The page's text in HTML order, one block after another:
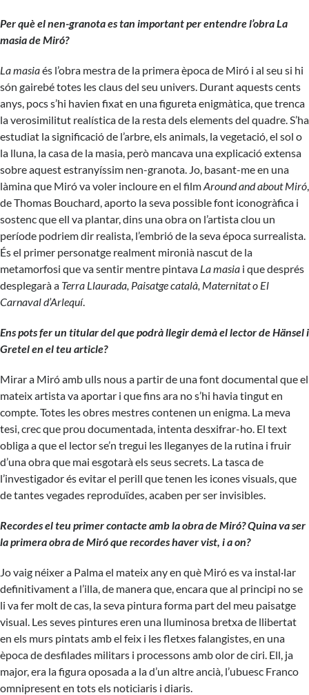
Per què el nen-granota es tan important per entendre l’obra La
masia de Miró?
La masiaés l’obra mestra de la primera època de Miró i al seu si hi
són gairebé totes les claus del seu univers. Durant aquests cents
anys, pocs s’hi havien fixat en una figureta enigmàtica, que trenca
la verosimilitut realística de la resta dels elements del quadre. S’ha
estudiat la significació de l’arbre, els animals, la vegetació, el sol o
la lluna, la casa de la masia, però mancava una explicació extensa
sobre aquest estranyíssim nen-granota. Jo, basant-me en una
làmina que Miró va voler incloure en el filmAround and about Miró,
de Thomas Bouchard, aporto la seva possible font iconogràfica i
sostenc que ell va plantar, dins una obra on l’artista clou un
període podriem dir realista, l’embrió de la seva época surrealista.
És el primer personatge realment mironià nascut de la
metamorfosi que va sentir mentre pintava La masia i que després
desplegarà a Terra Llaurada, Paisatge català, Maternitat o El
Carnaval d’Arlequí.
Ens pots fer un titular del que podrà llegir demà el lector de Hänsel i
Gretel en el teu article?
Mirar a Miró amb ulls nous a partir de una font documental que el
mateix artista va aportar i que fins ara no s’hi havia tingut en
compte. Totes les obres mestres contenen un enigma. La meva
tesi, crec que prou documentada, intenta desxifrar-ho. El text
obliga a que el lector se’n tregui les lleganyes de la rutina i fruir
d’una obra que mai esgotarà els seus secrets. La tasca de
l’investigador és evitar el perill que tenen les icones visuals, que
de tantes vegades reproduïdes, acaben per ser invisibles.
Recordes el teu primer contacte amb la obra de Miró? Quina va ser
la primera obra de Miró que recordes haver vist, i a on?
Jo vaig néixer a Palma el mateix any en què Miró es va instal·lar
definitivament a l’illa, de manera que, encara que al principi no se
li va fer molt de cas, la seva pintura forma part del meu paisatge
visual. Les seves pintures eren una lluminosa bretxa de llibertat
en els murs pintats amb el feix i les fletxes falangistes, en una
època de desfilades militars i processons amb olor de ciri. Ell, ja
major, era la figura oposada a la d’un altre ancià, l’ubuesc Franco
omnipresent en tots els noticiaris i diaris.